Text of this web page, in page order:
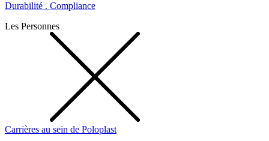
Durabilité . Compliance
Les Personnes
Carrières au sein de Poloplast